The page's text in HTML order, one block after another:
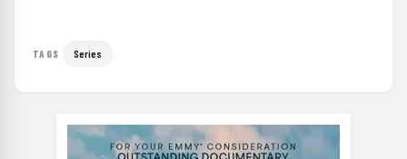
TAGS Series